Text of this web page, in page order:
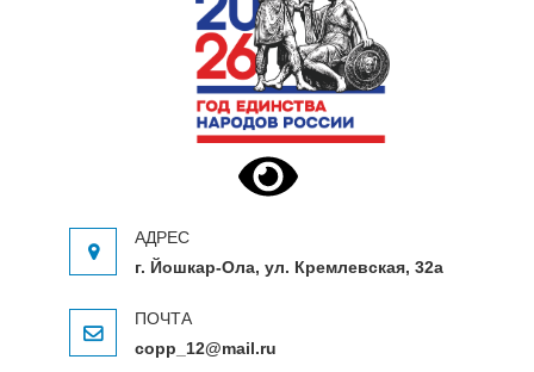
ЦЕНТР ОПЕРЕЖАЮЩЕЙ
Центр опережающей профессиональной
г. Йошкар-Ола, ул. Кремлевская, 32а
copp_12@mail.ru